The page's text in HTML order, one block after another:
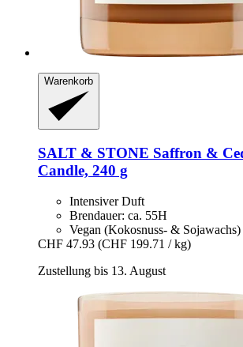
Warenkorb
SALT & STONE Saffron &
Candle, 240 g
Intensiver Duft
Brendauer: ca. 55H
Vegan (Kokosnuss- & Sojawachs)
CHF 47.93 (CHF 199.71 / kg)
Zustellung bis 13. August